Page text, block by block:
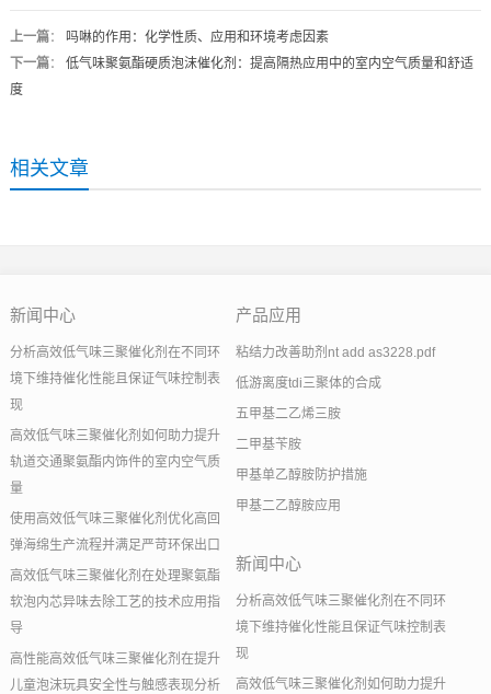
上一篇： 吗啉的作用：化学性质、应用和环境考虑因素
下一篇： 低气味聚氨酯硬质泡沫催化剂：提高隔热应用中的室内空气质量和舒适
度
相关文章
新闻中心
分析高效低气味三聚催化剂在不同环
境下维持催化性能且保证气味控制表
现
高效低气味三聚催化剂如何助力提升
轨道交通聚氨酯内饰件的室内空气质
量
使用高效低气味三聚催化剂优化高回
弹海绵生产流程并满足严苛环保出口
高效低气味三聚催化剂在处理聚氨酯
软泡内芯异味去除工艺的技术应用指
导
高性能高效低气味三聚催化剂在提升
儿童泡沫玩具安全性与触感表现分析
产品应用
粘结力改善助剂nt add as3228.pdf
低游离度tdi三聚体的合成
五甲基二乙烯三胺
二甲基苄胺
甲基单乙醇胺防护措施
甲基二乙醇胺应用
新闻中心
分析高效低气味三聚催化剂在不同环
境下维持催化性能且保证气味控制表
现
高效低气味三聚催化剂如何助力提升